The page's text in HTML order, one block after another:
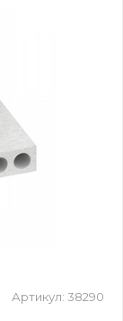
Артикул: 38290